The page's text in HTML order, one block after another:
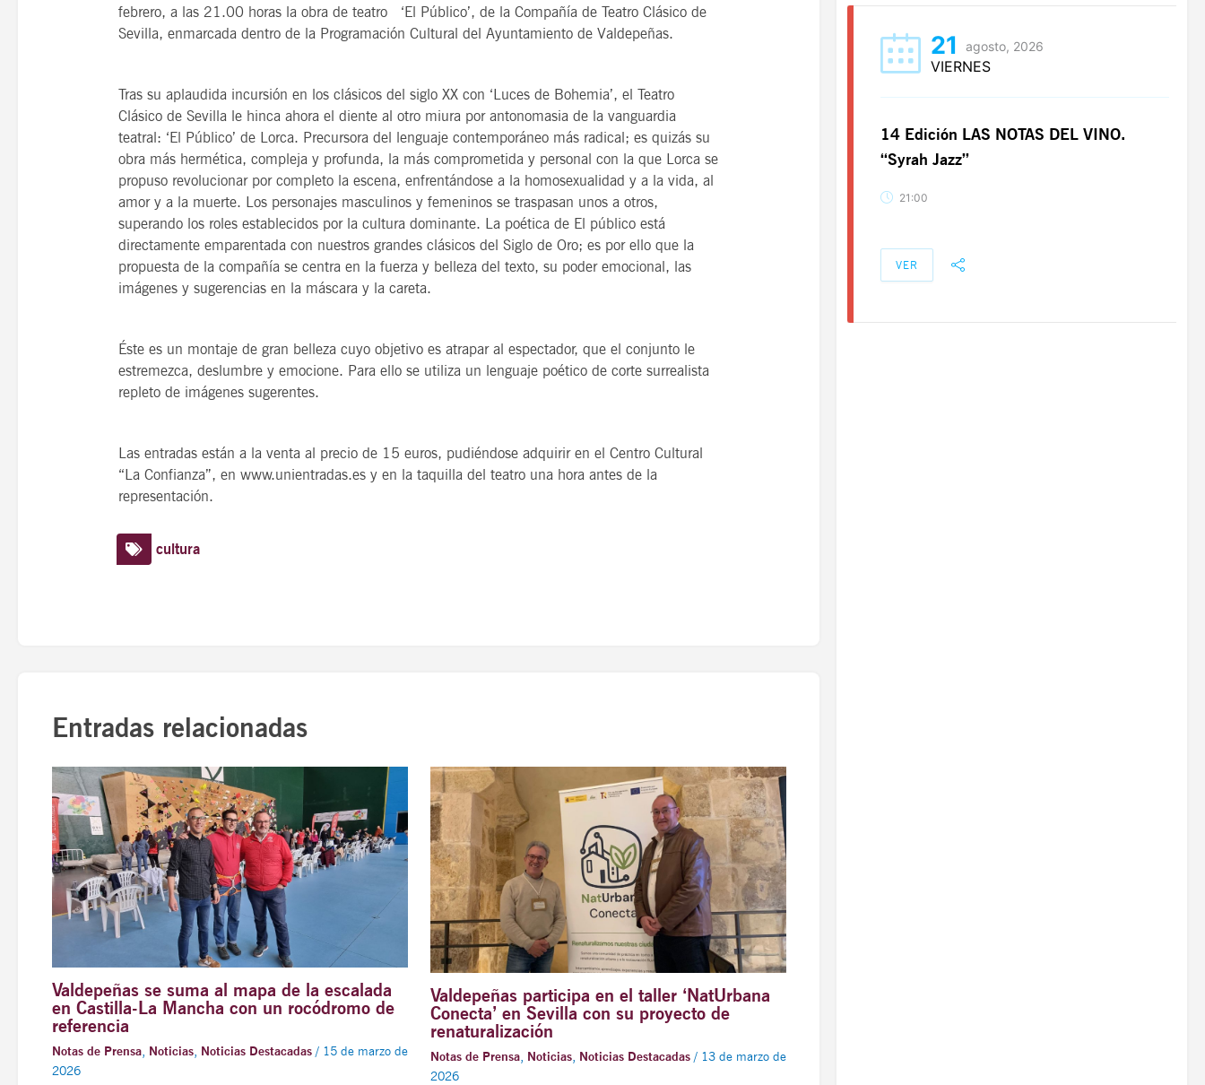
febrero, a las 21.00 horas la obra de teatro ‘El Público’, de la Compañía de Teatro Clásico de
Sevilla, enmarcada dentro de la Programación Cultural del Ayuntamiento de Valdepeñas.
Tras su aplaudida incursión en los clásicos del siglo XX con ‘Luces de Bohemia’, el Teatro
Clásico de Sevilla le hinca ahora el diente al otro miura por antonomasia de la vanguardia
teatral: ‘El Público’ de Lorca. Precursora del lenguaje contemporáneo más radical; es quizás su
obra más hermética, compleja y profunda, la más comprometida y personal con la que Lorca se
propuso revolucionar por completo la escena, enfrentándose a la homosexualidad y a la vida, al
amor y a la muerte. Los personajes masculinos y femeninos se traspasan unos a otros,
superando los roles establecidos por la cultura dominante. La poética de El público está
directamente emparentada con nuestros grandes clásicos del Siglo de Oro; es por ello que la
propuesta de la compañía se centra en la fuerza y belleza del texto, su poder emocional, las
imágenes y sugerencias en la máscara y la careta.
Éste es un montaje de gran belleza cuyo objetivo es atrapar al espectador, que el conjunto le
estremezca, deslumbre y emocione. Para ello se utiliza un lenguaje poético de corte surrealista
repleto de imágenes sugerentes.
Las entradas están a la venta al precio de 15 euros, pudiéndose adquirir en el Centro Cultural
“La Confianza”, en www.unientradas.es y en la taquilla del teatro una hora antes de la
representación.
cultura
Entradas relacionadas
Valdepeñas se suma al mapa de la escalada
en Castilla-La Mancha con un rocódromo de
referencia
Notas de Prensa, Noticias, Noticias Destacadas/ 15 de marzo de
2026
Valdepeñas participa en el taller ‘NatUrbana
Conecta’ en Sevilla con su proyecto de
renaturalización
Notas de Prensa, Noticias, Noticias Destacadas/ 13 de marzo de
2026
21 agosto, 2026
14 Edición LAS NOTAS DEL VINO.
“Syrah Jazz”
21:00
VER
21
14 Edición LAS NOTAS DEL VINO.
“Syrah Jazz”
21:00
VER
21 agosto, 2026
VIERNES
14 Edición LAS NOTAS DEL VINO.
“Syrah Jazz”
21:00
VER